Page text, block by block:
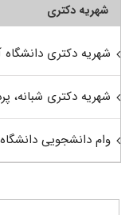
شهریه دکتری
شهریه دکتری دانشگاه
شهریه دکتری شبانه،
وام دانشجویی دانشگاه